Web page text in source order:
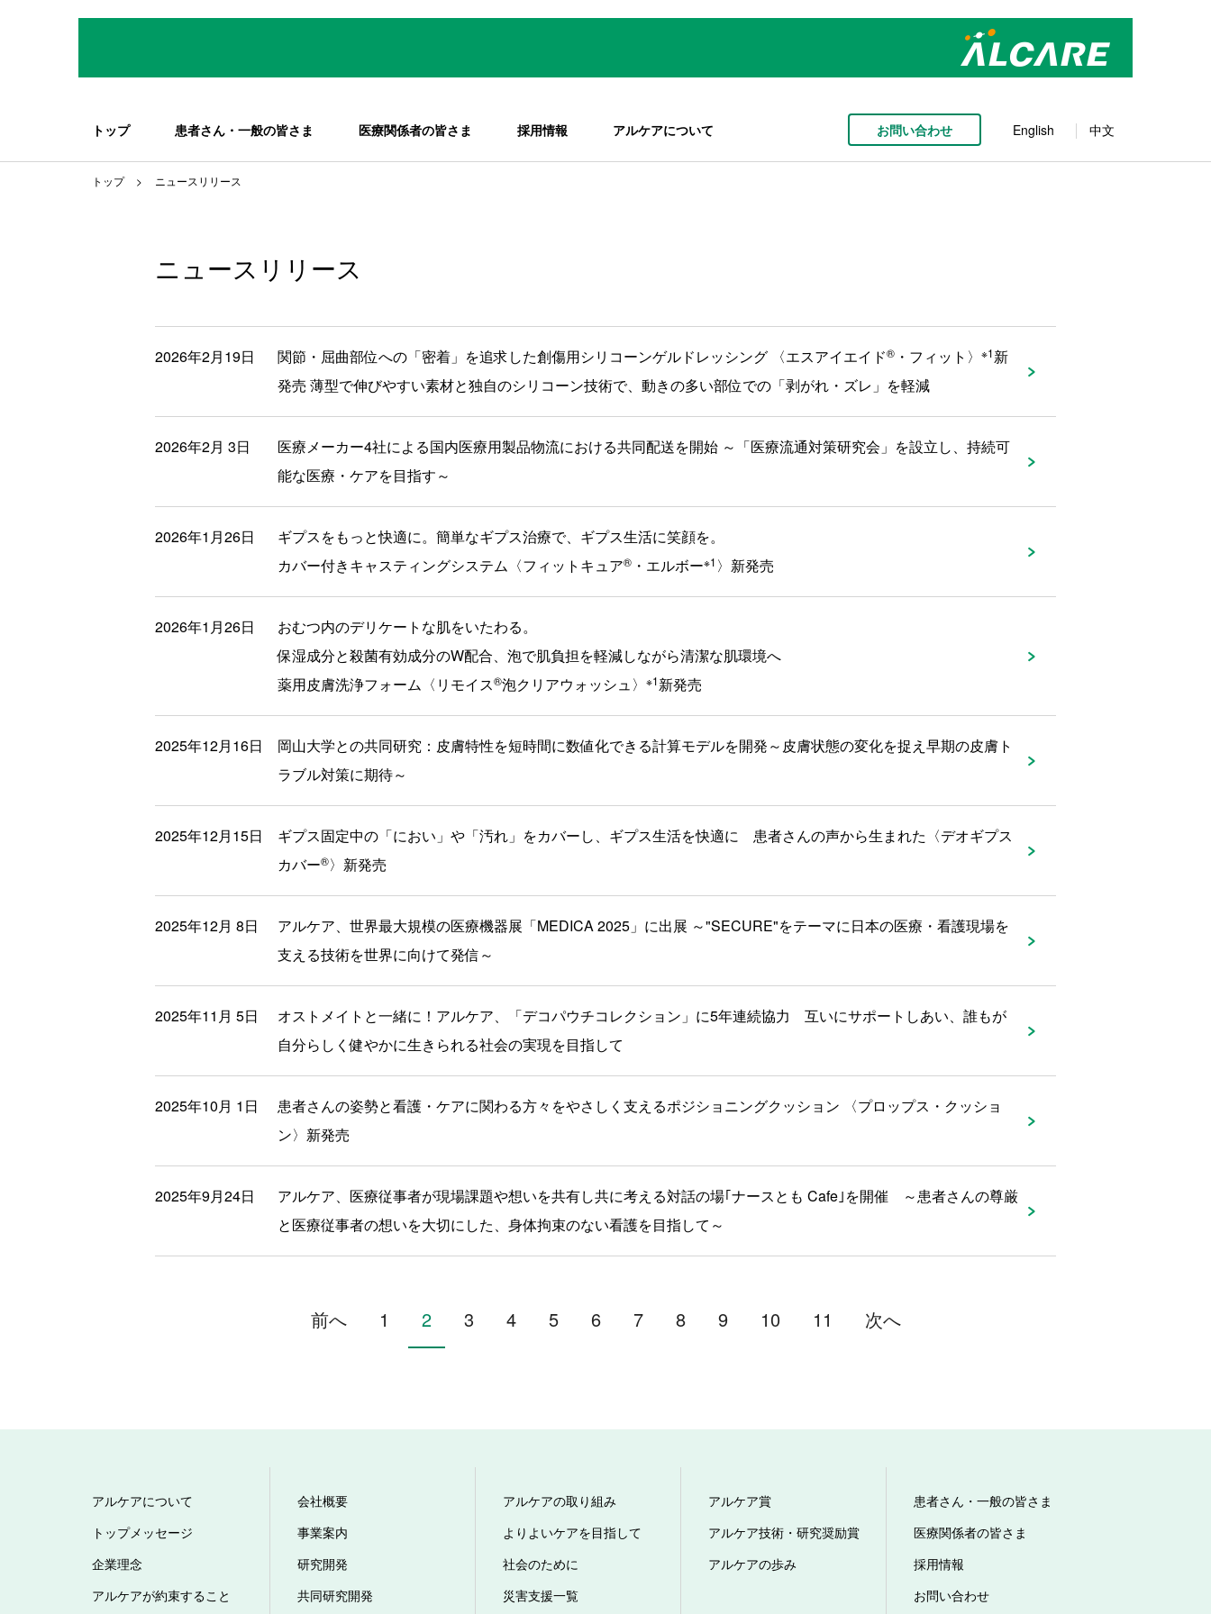
トップ 患者さん・一般の皆さま 医療関係者の皆さま 採用情報 アルケアについて お問い合わせ English 中文
トップ ニュースリリース
ニュースリリース
2026年2月19日 関節・屈曲部位への「密着」を追求した創傷用シリコーンゲルドレッシング 〈エスアイエイド® ・フィット〉 ※1新
発売 薄型で伸びやすい素材と独自のシリコーン技術で、動きの多い部位での「剥がれ・ズレ」を軽減
2026年2月 3日
医療メーカー4社による国内医療用製品物流における共同配送を開始 ～「医療流通対策研究会」を設立し、持続可
能な医療・ケアを目指す～
2026年1月26日
ギプスをもっと快適に。簡単なギプス治療で、ギプス生活に笑顔を。
カバー付きキャスティングシステム〈フィットキュア® ・エルボー※1 〉新発売
2026年1月26日
おむつ内のデリケートな肌をいたわる。
保湿成分と殺菌有効成分のW配合、泡で肌負担を軽減しながら清潔な肌環境へ
薬用皮膚洗浄フォーム〈リモイス®泡クリアウォッシュ〉 ※1新発売
2025年12月16日
岡山大学との共同研究：皮膚特性を短時間に数値化できる計算モデルを開発～皮膚状態の変化を捉え早期の皮膚ト
ラブル対策に期待～
2025年12月15日
ギプス固定中の「におい」や「汚れ」をカバーし、ギプス生活を快適に 患者さんの声から生まれた〈デオギプス
カバー®〉新発売
2025年12月 8日
アルケア、世界最大規模の医療機器展「MEDICA 2025」に出展 ～"SECURE"をテーマに日本の医療・看護現場を
支える技術を世界に向けて発信～
2025年11月 5日
オストメイトと一緒に！アルケア、「デコパウチコレクション」に5年連続協力 互いにサポートしあい、誰もが
自分らしく健やかに生きられる社会の実現を目指して
2025年10月 1日
患者さんの姿勢と看護・ケアに関わる方々をやさしく支えるポジショニングクッション 〈プロップス・クッショ
ン〉新発売
2025年9月24日
アルケア、医療従事者が現場課題や想いを共有し共に考える対話の場｢ナースとも Cafe｣を開催 ～患者さんの尊厳
と医療従事者の想いを大切にした、身体拘束のない看護を目指して～
前へ 1 2 3 4 5 6 7 8 9 10 11 次へ
アルケアについて
トップメッセージ
企業理念
アルケアが約束すること
会社概要
事業案内
研究開発
共同研究開発
アルケアの取り組み
よりよいケアを目指して
社会のために
災害支援一覧
アルケア賞
アルケア技術・研究奨励賞
アルケアの歩み
患者さん・一般の皆さま
医療関係者の皆さま
採用情報
お問い合わせ